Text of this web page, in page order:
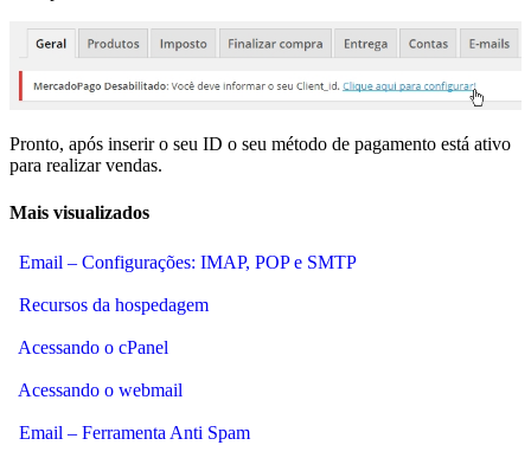
Pronto, após inserir o seu ID o seu método de pagamento está ativo
para realizar vendas.
Mais visualizados
Email – Configurações: IMAP, POP e SMTP
Recursos da hospedagem
Acessando o cPanel
Acessando o webmail
Email – Ferramenta Anti Spam